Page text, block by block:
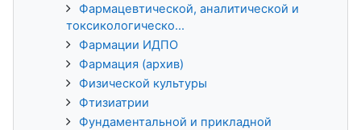
Фармацевтической, аналитической и
токсикологическо...
Фармации ИДПО
Фармация (архив)
Физической культуры
Фтизиатрии
Фундаментальной и прикладной